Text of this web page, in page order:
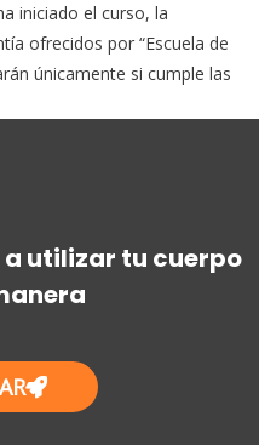
iniciado el curso, la
ofrecidos por “Escuela de
únicamente si cumple las
a utilizar tu cuerpo